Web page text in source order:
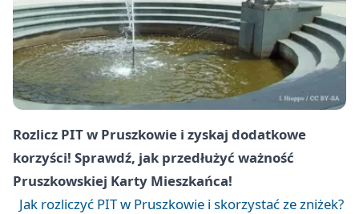
Rozlicz PIT w Pruszkowie i zyskaj dodatkowe
korzyści! Sprawdź, jak przedłużyć ważność
Pruszkowskiej Karty Mieszkańca!
Jak rozliczyć PIT w Pruszkowie i skorzystać ze zniżek?